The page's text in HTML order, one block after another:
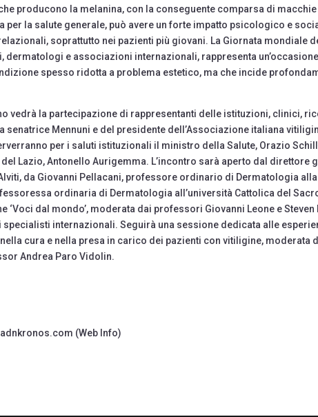
producono la melanina, con la conseguente comparsa di
per la salute generale, può avere un forte impatto psicologico e
soprattutto nei pazienti più giovani. La Giornata mondiale
dermatologi e associazioni internazionali, rappresenta
spesso ridotta a problema estetico, ma che incide
vedrà la partecipazione di rappresentanti delle istituzioni, clinici,
senatrice Mennuni e del presidente dell’Associazione italiana
per i saluti istituzionali il ministro della Salute, Orazio
Lazio, Antonello Aurigemma. L’incontro sarà aperto dal direttore
da Giovanni Pellacani, professore ordinario di Dermatologia
ordinaria di Dermatologia all’università Cattolica del
‘Voci dal mondo’, moderata dai professori Giovanni Leone e
specialisti internazionali. Seguirà una sessione dedicata alle
cura e nella presa in carico dei pazienti con vitiligine, moderata
Andrea Paro Vidolin.
(Web Info)